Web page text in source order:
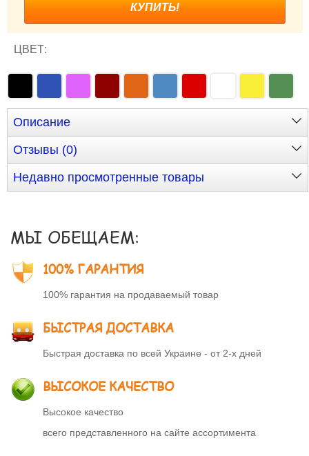
ЦВЕТ:
Описание
Отзывы (0)
Недавно просмотренные товары
МЫ ОБЕЩАЕМ:
100% ГАРАНТИЯ
100% гарантия на продаваемый товар
БЫСТРАЯ ДОСТАВКА
Быстрая доставка по всей Украине - от 2-х дней
ВЫСОКОЕ КАЧЕСТВО
Высокое качество
всего представленного на сайте ассортимента